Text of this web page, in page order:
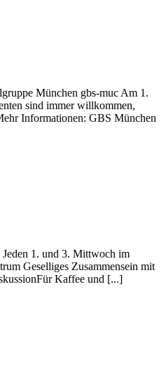
München gbs-muc Am 1.
sind immer willkommen,
Informationen: GBS München
1. und 3. Mittwoch im
Geselliges Zusammensein mit
Kaffee und [...]